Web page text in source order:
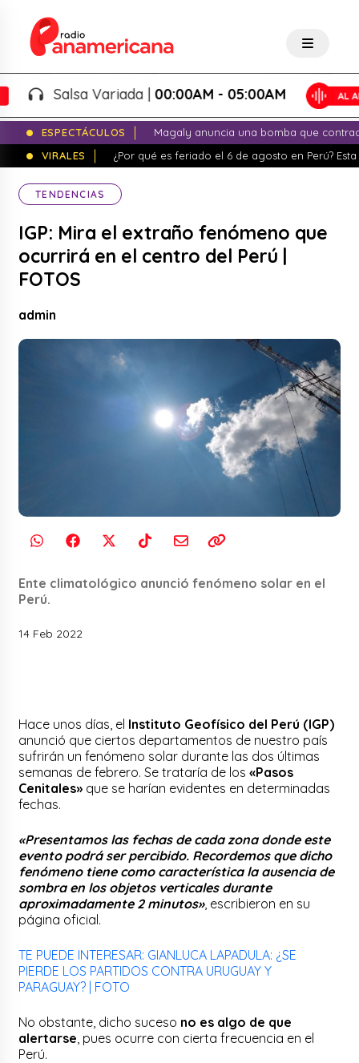
Salsa Variada |00:00AM - 05:00AM
ESPECTÁCULOS
Magaly anuncia una bomba que
VIRALES
¿Por qué es feriado el 6 de agosto en Perú?
TENDENCIAS
IGP: Mira el extraño fenómeno que
ocurrirá en el centro del Perú |
FOTOS
admin
Ente climatológico anunció fenómeno solar en el
Perú.
14 Feb 2022
Hace unos días, el Instituto Geofísico del Perú (IGP)
anunció que ciertos departamentos de nuestro país
sufrirán un fenómeno solar durante las dos últimas
semanas de febrero. Se trataría de los«Pasos
Cenitales» que se harían evidentes en determinadas
fechas.
«Presentamos las fechas de cada zona donde este
evento podrá ser percibido. Recordemos que dicho
fenómeno tiene como característica la ausencia de
sombra en los objetos verticales durante
aproximadamente 2 minutos», escribieron en su
página oficial.
TE PUEDE INTERESAR: GIANLUCA LAPADULA: ¿SE
PIERDE LOS PARTIDOS CONTRA URUGUAY Y
PARAGUAY? | FOTO
No obstante, dicho suceso no es algo de que
alertarse , pues ocurre con cierta frecuencia en el
Perú.